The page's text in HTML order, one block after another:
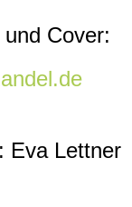
Cover:
Eva Lettner